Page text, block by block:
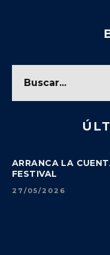
ARRANCA LA
FESTIVAL
27/05/2026